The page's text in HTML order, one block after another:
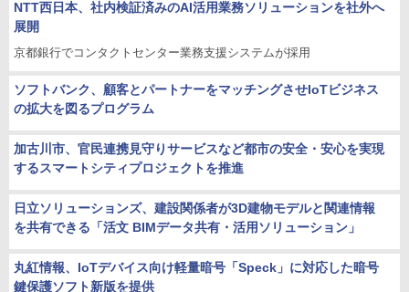
NTT西日本、社内検証済みのAI活用業務ソリューションを社外へ
展開
京都銀行でコンタクトセンター業務支援システムが採用
ソフトバンク、顧客とパートナーをマッチングさせIoTビジネス
の拡大を図るプログラム
加古川市、官民連携見守りサービスなど都市の安全・安心を実現
するスマートシティプロジェクトを推進
日立ソリューションズ、建設関係者が3D建物モデルと関連情報
を共有できる「活文 BIMデータ共有・活用ソリューション」
丸紅情報、IoTデバイス向け軽量暗号「Speck」に対応した暗号
鍵保護ソフト新版を提供